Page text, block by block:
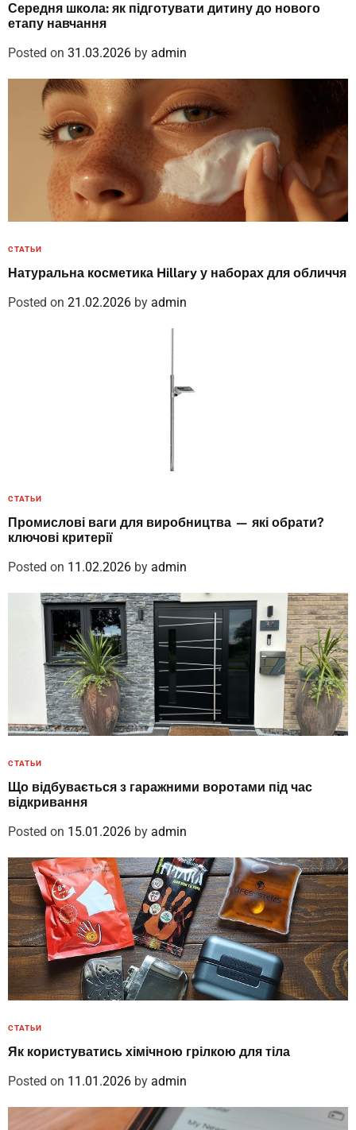
Середня школа: як підготувати дитину до нового
етапу навчання
Posted on 31.03.2026 by admin
СТАТЬИ
Натуральна косметика Hillary у наборах для обличчя
Posted on 21.02.2026 by admin
СТАТЬИ
Промислові ваги для виробництва — які обрати?
ключові критерії
Posted on 11.02.2026 by admin
СТАТЬИ
Що відбувається з гаражними воротами під час
відкривання
Posted on 15.01.2026 by admin
СТАТЬИ
Як користуватись хімічною грілкою для тіла
Posted on 11.01.2026 by admin